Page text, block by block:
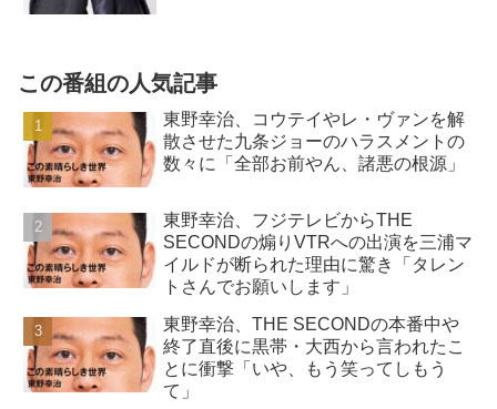
この番組の人気記事
東野幸治、コウテイやレ・ヴァンを解
散させた九条ジョーのハラスメントの
数々に「全部お前やん、諸悪の根源」
東野幸治、フジテレビからTHE
SECONDの煽りVTRへの出演を三浦マ
イルドが断られた理由に驚き「タレン
トさんでお願いします」
東野幸治、THE SECONDの本番中や
終了直後に黒帯・大西から言われたこ
とに衝撃「いや、もう笑ってしもう
て」